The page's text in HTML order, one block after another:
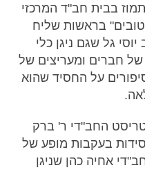
בבית חב"ד המרכזי
בראשות שליח
גל שגם ניגן כלי
חברים ומעריצים של
על החסיד שהוא
החב"די ר' ברק
בעקבות מופע של
אחיה כהן שניגן